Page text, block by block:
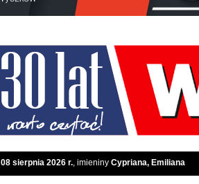
08 sierpnia 2026 r., imieniny Cypriana, Emiliana